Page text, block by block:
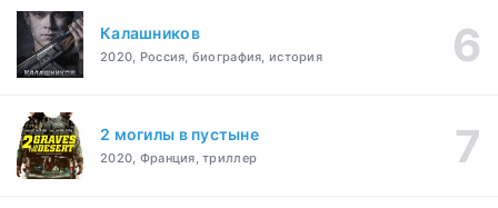
Калашников
2020, Россия, биография, история
2 могилы в пустыне
2020, Франция, триллер